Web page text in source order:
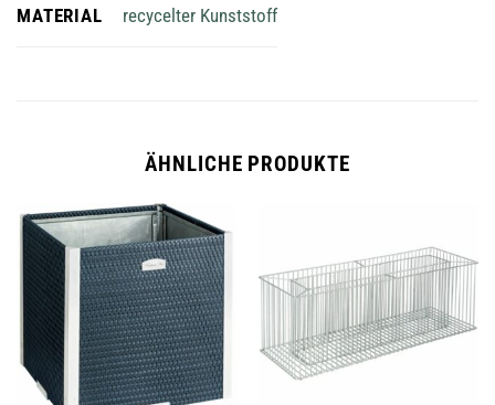
MATERIAL recycelter Kunststoff
ÄHNLICHE PRODUKTE